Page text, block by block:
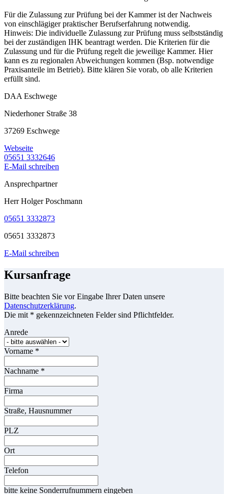
Für die Zulassung zur Prüfung bei der Kammer ist der Nachweis
von einschlägiger praktischer Berufserfahrung notwendig.
Hinweis: Die individuelle Zulassung zur Prüfung muss selbstständig
bei der zuständigen IHK beantragt werden. Die Kriterien für die
Zulassung und für die Prüfung regelt die jeweilige Kammer. Hier
kann es zu regionalen Abweichungen kommen (Bsp. notwendige
Praxisanteile im Betrieb). Bitte klären Sie vorab, ob alle Kriterien
erfüllt sind.
DAA Eschwege
Niederhoner Straße 38
37269 Eschwege
Webseite
05651 3332646
E-Mail schreiben
Ansprechpartner
Herr Holger Poschmann
05651 3332873
05651 3332873
E-Mail schreiben
Kursanfrage
Bitte beachten Sie vor Eingabe Ihrer Daten unsere
Datenschutzerklärung.
Die mit * gekennzeichneten Felder sind Pflichtfelder.
Anrede
Vorname *
Nachname *
Firma
Straße, Hausnummer
PLZ
Ort
Telefon
bitte keine Sonderrufnummern eingeben